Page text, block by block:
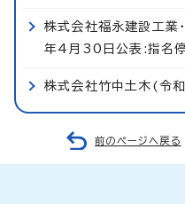
株式会社福永建設工業
年4月30日公表:指名
株式会社竹中土木(令
前のページへ戻る